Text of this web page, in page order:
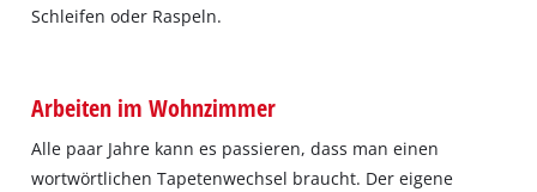
Schleifen oder Raspeln.
Arbeiten im Wohnzimmer
Alle paar Jahre kann es passieren, dass man einen
wortwörtlichen Tapetenwechsel braucht. Der eigene